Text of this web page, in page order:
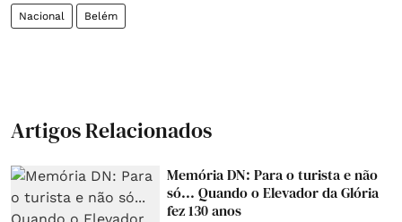
Nacional Belém
Artigos Relacionados
Memória DN: Para o turista e não
só... Quando o Elevador da Glória
fez 130 anos